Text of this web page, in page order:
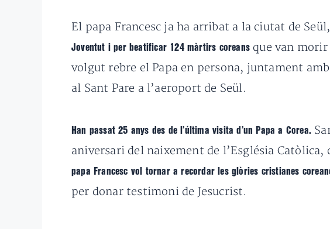
El papa Francesc ja ha arribat a la ciutat de
Joventut i per beatificar 124 màrtirs coreans que van
volgut rebre el Papa en persona, juntament
al Sant Pare a l’aeroport de Seül.
Han passat 25 anys des de l’última visita d’un Papa a Corea.
aniversari del naixement de l’Església
papa Francesc vol tornar a recordar les glòries cristianes
per donar testimoni de Jesucrist.